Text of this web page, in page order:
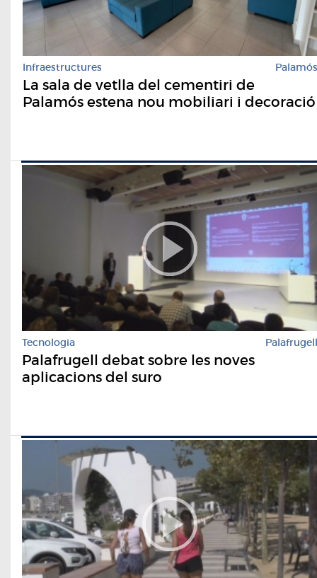
Infraestructures Palamós
La sala de vetlla del cementiri de
Palamós estena nou mobiliari i decoració
Tecnologia Palafrugell
Palafrugell debat sobre les noves
aplicacions del suro